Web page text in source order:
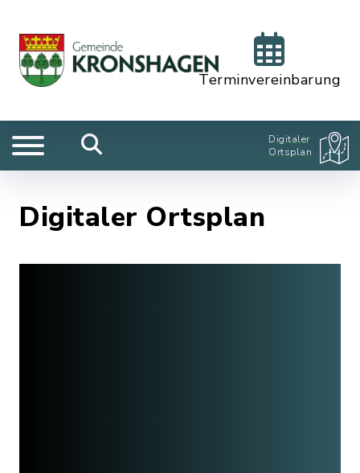
Terminvereinbarung
Digitaler
Ortsplan
Digitaler Ortsplan